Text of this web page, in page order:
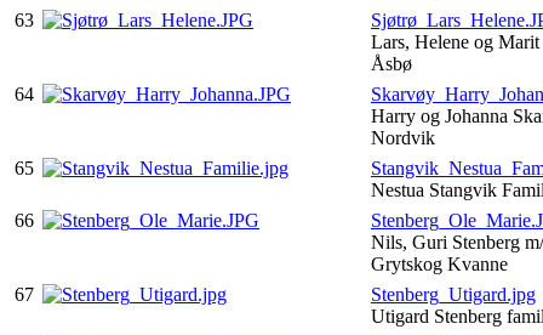
63
Lars, Helene og
Åsbø
64
Harry og Johanna
Nordvik
65
Nestua Stangvik
66
Nils, Guri Stenberg
Grytskog Kvanne
67
Stenberg_Utigard.jpg
Utigard Stenberg